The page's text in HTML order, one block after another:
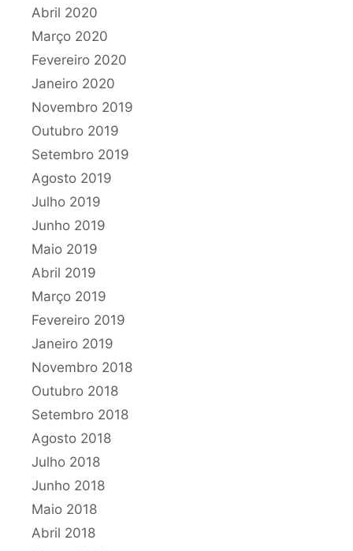
Abril 2020
Março 2020
Fevereiro 2020
Janeiro 2020
Novembro 2019
Outubro 2019
Setembro 2019
Agosto 2019
Julho 2019
Junho 2019
Maio 2019
Abril 2019
Março 2019
Fevereiro 2019
Janeiro 2019
Novembro 2018
Outubro 2018
Setembro 2018
Agosto 2018
Julho 2018
Junho 2018
Maio 2018
Abril 2018